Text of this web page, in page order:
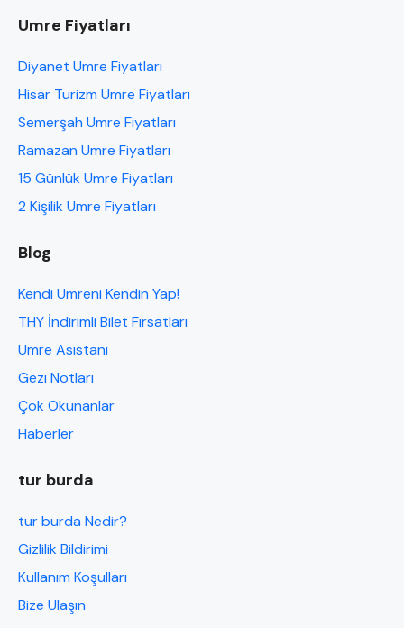
Umre Fiyatları
Diyanet Umre Fiyatları
Hisar Turizm Umre Fiyatları
Semerşah Umre Fiyatları
Ramazan Umre Fiyatları
15 Günlük Umre Fiyatları
2 Kişilik Umre Fiyatları
Blog
Kendi Umreni Kendin Yap!
THY İndirimli Bilet Fırsatları
Umre Asistanı
Gezi Notları
Çok Okunanlar
Haberler
tur burda
tur burda Nedir?
Gizlilik Bildirimi
Kullanım Koşulları
Bize Ulaşın